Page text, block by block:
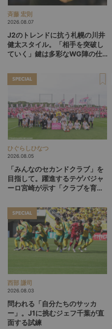
斉藤 宏則
2026.08.07
J2のトレンドに抗う札幌の川井
健太スタイル。「相手を突破し
ていく」鍵は多彩なWG陣の仕
SPECIAL
ひぐらしひなつ
2026.08.05
「みんなのセカンドクラブ」を
目指して。躍進するテゲバジャ
ーロ宮崎が示す「クラブを育て
SPECIAL
西部 謙司
2026.08.03
問われる「自分たちのサッカ
ー」。J1に挑むジェフ千葉が直
面する試練